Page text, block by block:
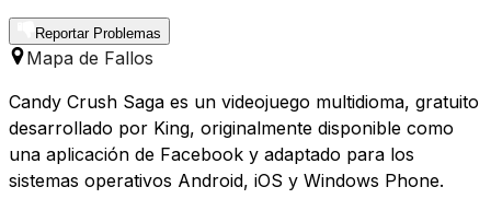
Reportar Problemas
Mapa de Fallos
Candy Crush Saga es un videojuego multidioma, gratuito
desarrollado por King, originalmente disponible como
una aplicación de Facebook y adaptado para los
sistemas operativos Android, iOS y Windows Phone.